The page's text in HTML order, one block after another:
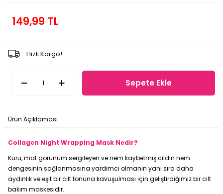
149,99 TL
Hızlı Kargo!
Sepete Ekle
Ürün Açıklaması
Collagen Night Wrapping Mask Nedir?
Kuru, mat görünüm sergileyen ve nem kaybetmiş cildin nem
dengesinin sağlanmasına yardımcı olmanın yanı sıra daha
aydınlık ve eşit bir cilt tonuna kavuşulması için geliştirdiğimiz bir cilt
bakım maskesidir.